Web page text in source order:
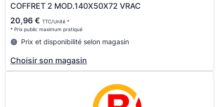
COFFRET 2 MOD.140X50X72 VRAC
20,96 € TTC/Unité *
* Prix public maximum pratiqué
Prix et disponibilité selon magasin
Choisir son magasin